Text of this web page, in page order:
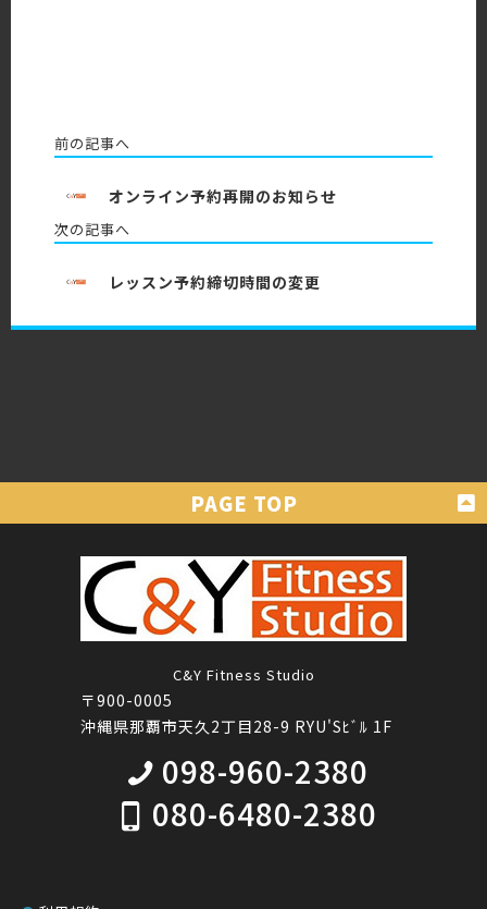
前の記事へ
オンライン予約再開のお知らせ
次の記事へ
レッスン予約締切時間の変更
C&Y Fitness Studio
〒900-0005
沖縄県那覇市天久2丁目28-9 RYU'Sﾋﾞﾙ 1F
098-960-2380
080-6480-2380